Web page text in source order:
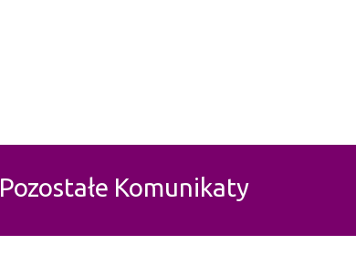
Pozostałe Komunikaty